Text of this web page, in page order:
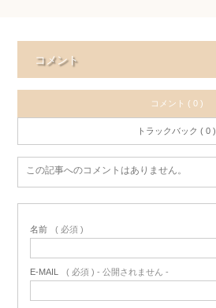
コメント
コメント ( 0 )
トラックバック ( 0 )
この記事へのコメントはありません。
名前 ( 必須 )
E-MAIL ( 必須 ) - 公開されません -